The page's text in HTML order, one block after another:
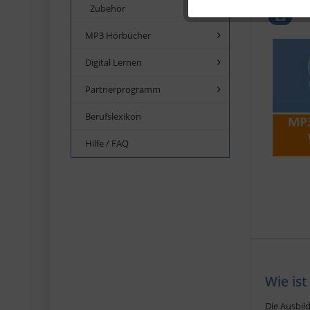
Zubehör
MP3 Hörbücher
Digital Lernen
Partnerprogramm
Berufslexikon
Hilfe / FAQ
Wie
Die